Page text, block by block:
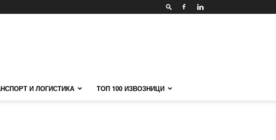
И ЛОГИСТИКА ТОП 100 ИЗВОЗНИЦИ